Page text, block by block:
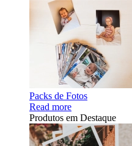
Packs de Fotos
Read more
Produtos em Destaque